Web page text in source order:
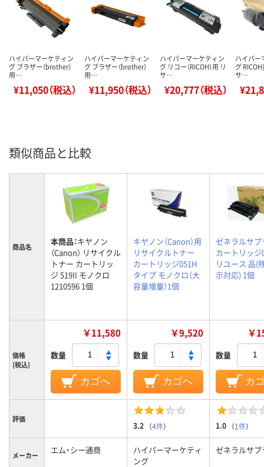
ハイパーマーケティン
グ ブラザー（brother）
用…
¥11,050（税込）
ハイパーマーケティン
グ ブラザー（brother）
用…
¥11,950（税込）
ハイパーマーケティン
グ リコー（RICOH）用 リ
サ…
¥20,777（税込）
ハイパー
グ
サ…
類似商品と比較
商品名 本商品：キヤノン
（Canon） リサイクル
トナー カートリッ
ジ 519II モノクロ
1210596 1個
キヤノン（Canon）用
リサイクルトナー
カートリッジ051H
タイプ モノクロ（大
容量増量）1個
ゼネラルサプ
カートリッジ
リユース 品(
示対応) 1個
価格
(税込)
￥11,580
数量
カゴへ
￥9,520
数量
カゴへ
￥
数量
カ
評価
3.2 （4件） 1.0 （1件）
メーカー エム・シー通商
ハイパーマーケティ
ング
ゼネラルサプ